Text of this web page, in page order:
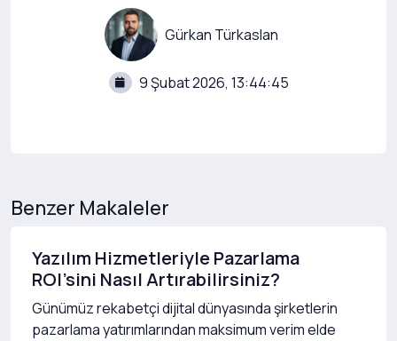
Gürkan Türkaslan
9 Şubat 2026, 13:44:45
Benzer Makaleler
Yazılım Hizmetleriyle Pazarlama
ROI’sini Nasıl Artırabilirsiniz?
Günümüz rekabetçi dijital dünyasında şirketlerin
pazarlama yatırımlarından maksimum verim elde